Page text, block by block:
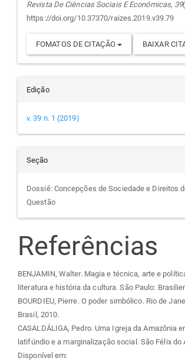
artigo
Revista De Ciências Sociais E Econômicas, 39
https://doi.org/10.37370/raizes.2019.v39.79
FOMATOS DE CITAÇÃO BAIXAR
Edição
v. 39 n. 1 (2019)
Seção
Dossiê: Concepções de Sociedade e Direitos
Questão
Referências
BENJAMIN, Walter. Magia e técnica, arte e
literatura e história da cultura. São Paulo:
BOURDIEU, Pierre. O poder simbólico. Rio de
Brasil, 2010.
CASALDÁLIGA, Pedro. Uma Igreja da Amazônia
latifúndio e a marginalização social. São Félix do
Disponível em: